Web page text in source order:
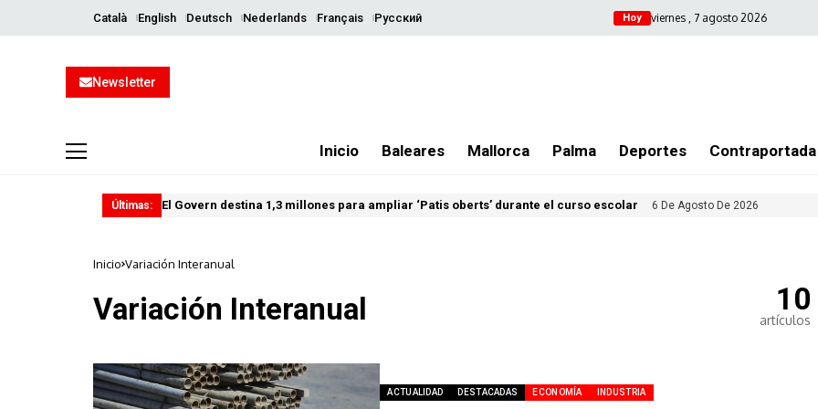
Català English Deutsch Nederlands Français Русский Hoy viernes , 7 agosto 2026
Newsletter
Inicio Baleares Mallorca Palma Deportes Contraportada
Últimas: El Govern destina 1,3 millones para ampliar ‘Patis oberts’ durante el curso escolar 6 De Agosto De 2026
Inicio Variación Interanual
Variación Interanual 10
artículos
ACTUALIDAD DESTACADAS ECONOMÍA INDUSTRIA